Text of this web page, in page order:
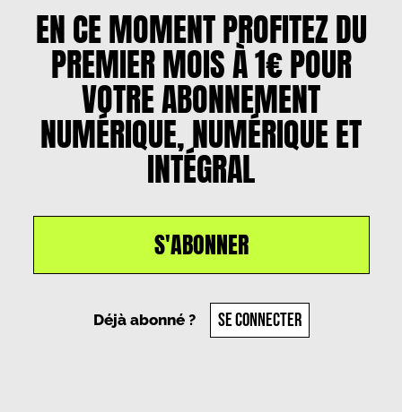
EN CE MOMENT PROFITEZ DU
PREMIER MOIS À 1€ POUR
VOTRE ABONNEMENT
NUMÉRIQUE, NUMÉRIQUE ET
INTÉGRAL
S'ABONNER
Déjà abonné ? SE CONNECTER